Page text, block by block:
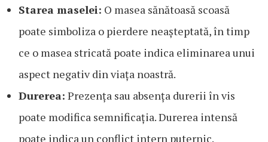
Starea maselei: O masea sănătoasă scoasă
poate simboliza o pierdere neașteptată, în timp
ce o masea stricată poate indica eliminarea unui
aspect negativ din viața noastră.
Durerea: Prezența sau absența durerii în vis
poate modifica semnificația. Durerea intensă
poate indica un conflict intern puternic.